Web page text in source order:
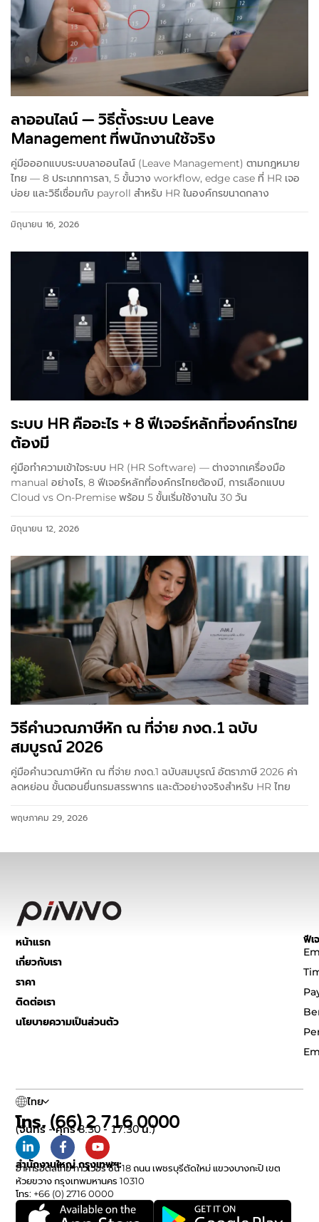
ลาออนไลน์ — วิธีตั้งระบบ Leave
Management ที่พนักงานใช้จริง
คู่มือออกแบบระบบลาออนไลน์ (Leave Management) ตามกฎหมาย
ไทย — 8 ประเภทการลา, 5 ขั้นวาง workflow, edge case ที่ HR เจอ
บ่อย และวิธีเชื่อมกับ payroll สำหรับ HR ในองค์กรขนาดกลาง
มิถุนายน 16, 2026
ระบบ HR คืออะไร + 8 ฟีเจอร์หลักที่องค์กรไทย
ต้องมี
คู่มือทำความเข้าใจระบบ HR (HR Software) — ต่างจากเครื่องมือ
manual อย่างไร, 8 ฟีเจอร์หลักที่องค์กรไทยต้องมี, การเลือกแบบ
Cloud vs On-Premise พร้อม 5 ขั้นเริ่มใช้งานใน 30 วัน
มิถุนายน 12, 2026
วิธีคำนวณภาษีหัก ณ ที่จ่าย ภงด.1 ฉบับ
สมบูรณ์ 2026
คู่มือคำนวณภาษีหัก ณ ที่จ่าย ภงด.1 ฉบับสมบูรณ์ อัตราภาษี 2026 ค่า
ลดหย่อน ขั้นตอนยื่นกรมสรรพากร และตัวอย่างจริงสำหรับ HR ไทย
พฤษภาคม 29, 2026
หน้าแรก
เกี่ยวกับเรา
ราคา
ติดต่อเรา
นโยบายความเป็นส่วนตัว
ฟีเ
ไทย
โทร. (66) 2 716 0000
(จันทร์ - ศุกร์ 8:30 - 17:30 น.)
สำนักงานใหญ่ กรุงเทพฯ:
อาคารอิตัลไทย ทาวเวอร์ ชั้น 18 ถนน เพชรบุรีตัดใหม่ แขวงบางกะปิ เขต
ห้วยขวาง กรุงเทพมหานคร 10310
โทร: +66 (0) 2716 0000